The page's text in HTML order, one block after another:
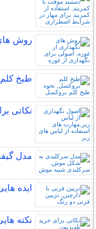
روش
طبخ
نکاتی
مدل
ایده
نکته